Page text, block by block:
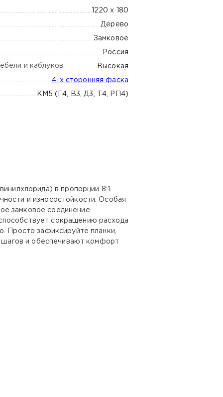
1220 х 180
Дерево
Замковое
Россия
и каблуков Высокая
4-х сторонняя фаска
КМ5 (Г4, В3, Д3, Т4, РП4)
в пропорции 8:1.
и износостойкости. Особая
замковое соединение
сокращению расхода
Просто зафиксируйте планки,
шагов и обеспечивают комфорт